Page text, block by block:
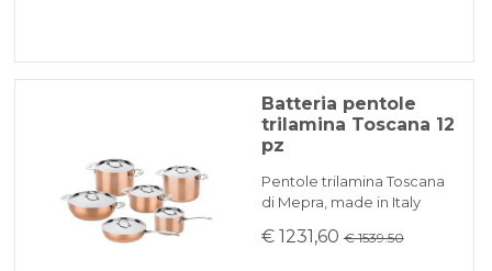
specchio, maniglie con rivetti in acciaio
inossibile 18/10 a tenuta rinforzata.
Le pentole in rame devono essere lavate
accuramente con acqua bollente ed
asciugate con una panno morbido
Batteria pentole
trilamina Toscana 12
pz
Pentole trilamina Toscana
di Mepra, made in Italy
€ 1231,60 € 1539.50